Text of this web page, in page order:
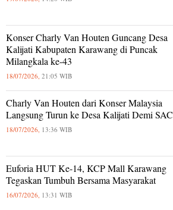
Konser Charly Van Houten Guncang Desa
Kalijati Kabupaten Karawang di Puncak
Milangkala ke-43
18/07/2026, 21:05 WIB
Charly Van Houten dari Konser Malaysia
Langsung Turun ke Desa Kalijati Demi SAC
18/07/2026, 13:36 WIB
Euforia HUT Ke-14, KCP Mall Karawang
Tegaskan Tumbuh Bersama Masyarakat
16/07/2026, 13:31 WIB